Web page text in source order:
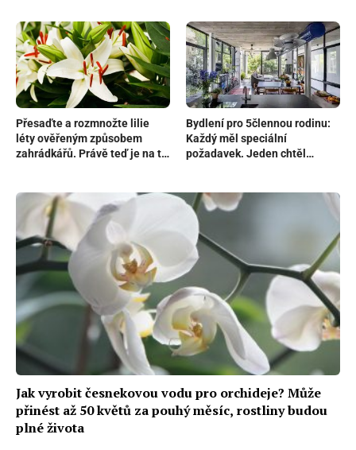
Přesaďte a rozmnožte lilie
léty ověřeným způsobem
zahrádkářů. Právě teď je na to
Bydlení pro 5člennou rodinu:
Každý měl speciální
požadavek. Jeden chtěl
Jak vyrobit česnekovou vodu pro orchideje? Může
přinést až 50 květů za pouhý měsíc, rostliny budou
plné života